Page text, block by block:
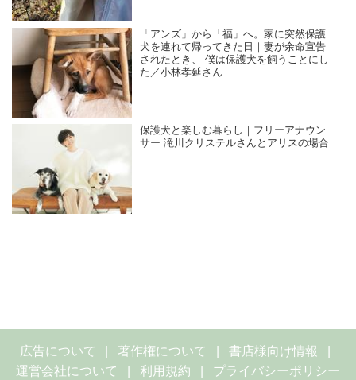
「アンズ」から「福」へ。家に突然保護
犬を連れて帰ってきた日｜妻が余命宣告
されたとき、 僕は保護犬を飼うことにし
た／小林孝延さん
保護犬と楽しむ暮らし｜フリーアナウン
サー 滝川クリステルさんとアリスの場合
広告について 著作権について
書店様向け情報
運営会社について
利用規約 プライバシーポリシー